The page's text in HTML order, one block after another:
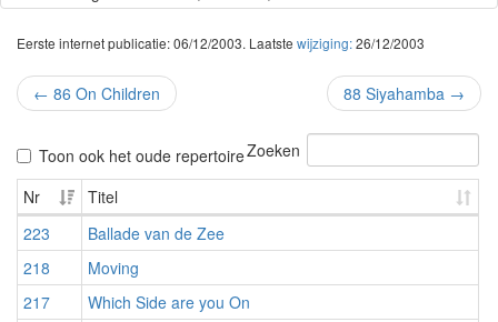
Eerste internet publicatie: 06/12/2003. Laatste wijziging:26/12/2003
← 86 On Children 88 Siyahamba →
Toon ook het oude repertoireZoeken
Nr
Titel
223
Ballade van de Zee
218
Moving
217
Which Side are you On